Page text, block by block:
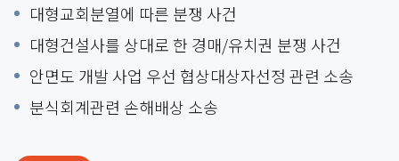
대형교회분열에 따른 분쟁 사건
대형건설사를 상대로 한 경매/유치권 분쟁 사건
안면도 개발 사업 우선 협상대상자선정 관련 소송
분식회계관련 손해배상 소송